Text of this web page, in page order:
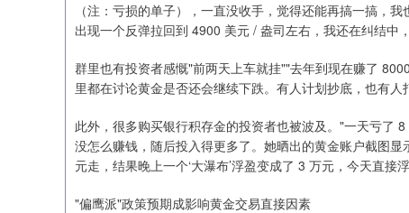
（注：亏损的单子），一直没收手，觉得还能再搞一搞，
出现一个反弹拉回到 4900 美元 / 盎司左右，我还在纠结中
群里也有投资者感慨"前两天上车就挂""去年到现在赚了
里都在讨论黄金是否还会继续下跌。有人计划抄底，也有人
此外，很多购买银行积存金的投资者也被波及。"一天亏了
没怎么赚钱，随后投入得更多了。她晒出的黄金账户截图
元走，结果晚上一个‘大瀑布’浮盈变成了 3 万元，今天直接
"偏鹰派"政策预期成影响黄金交易直接因素